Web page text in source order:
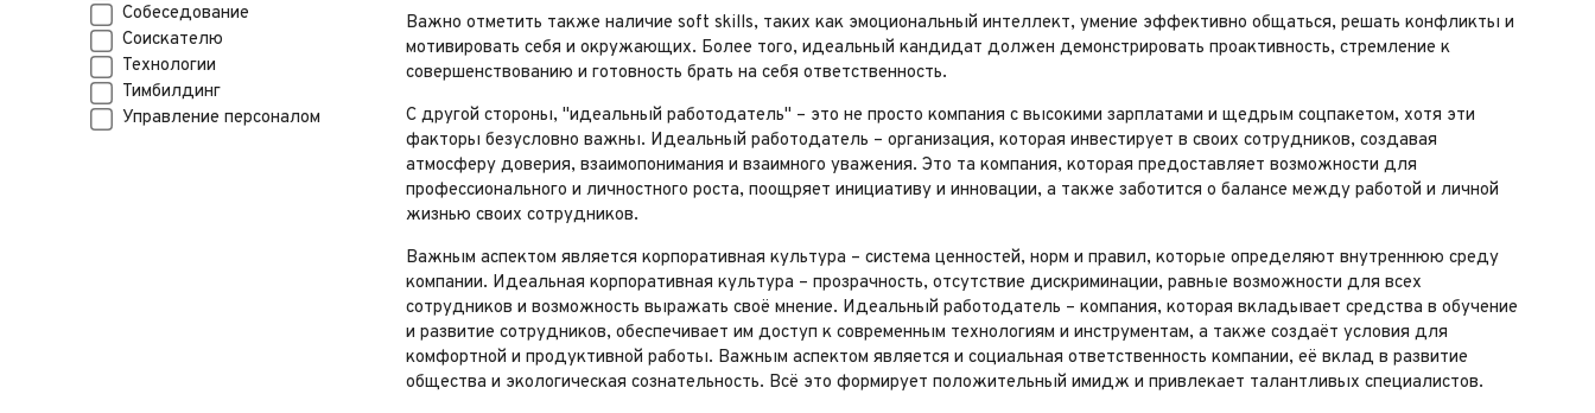
Собеседование
Соискателю
Технологии
Тимбилдинг
Управление персоналом
Важно отметить также наличие soft skills, таких как эмоциональный интеллект, умение эффективно общаться, решать конфликты и
мотивировать себя и окружающих. Более того, идеальный кандидат должен демонстрировать проактивность, стремление к
совершенствованию и готовность брать на себя ответственность.
С другой стороны, "идеальный работодатель" – это не просто компания с высокими зарплатами и щедрым соцпакетом, хотя эти
факторы безусловно важны. Идеальный работодатель – организация, которая инвестирует в своих сотрудников, создавая
атмосферу доверия, взаимопонимания и взаимного уважения. Это та компания, которая предоставляет возможности для
профессионального и личностного роста, поощряет инициативу и инновации, а также заботится о балансе между работой и личной
жизнью своих сотрудников.
Важным аспектом является корпоративная культура – система ценностей, норм и правил, которые определяют внутреннюю среду
компании. Идеальная корпоративная культура – прозрачность, отсутствие дискриминации, равные возможности для всех
сотрудников и возможность выражать своё мнение. Идеальный работодатель – компания, которая вкладывает средства в обучение
и развитие сотрудников, обеспечивает им доступ к современным технологиям и инструментам, а также создаёт условия для
комфортной и продуктивной работы. Важным аспектом является и социальная ответственность компании, её вклад в развитие
общества и экологическая сознательность. Всё это формирует положительный имидж и привлекает талантливых специалистов.